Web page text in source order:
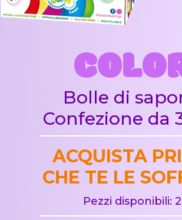
Bolle di
Confezione da
ACQUISTA
CHE TE LE
Pezzi disponibili: 2